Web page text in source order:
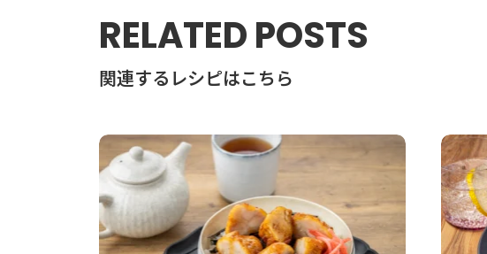
RELATED POSTS
関連するレシピはこちら